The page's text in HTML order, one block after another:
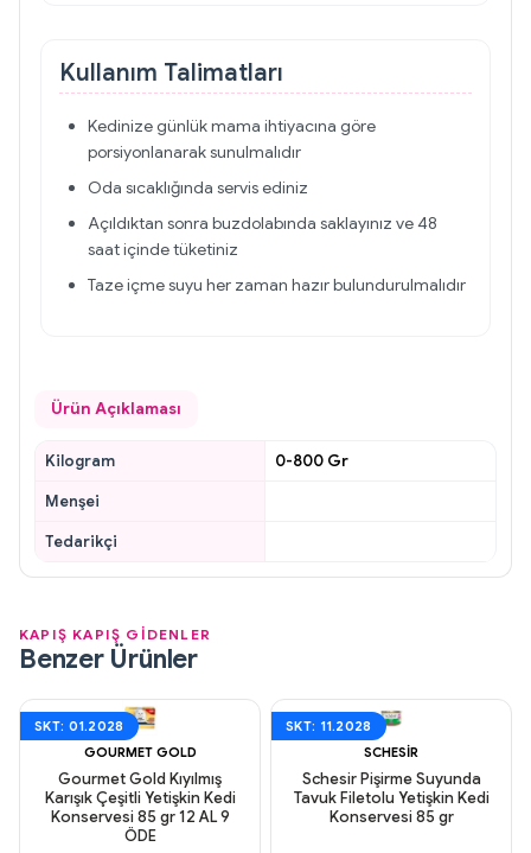
Kullanım Talimatları
Kedinize günlük mama ihtiyacına göre
porsiyonlanarak sunulmalıdır
Oda sıcaklığında servis ediniz
Açıldıktan sonra buzdolabında saklayınız ve 48
saat içinde tüketiniz
Taze içme suyu her zaman hazır bulundurulmalıdır
Ürün Açıklaması
Kilogram
0-800 Gr
Menşei
Tedarikçi
KAPIŞ KAPIŞ GİDENLER
Benzer Ürünler
SKT: 01.2028
GOURMET GOLD
Gourmet Gold Kıyılmış
Karışık Çeşitli Yetişkin Kedi
Konservesi 85 gr 12 AL 9
ÖDE
Aynı Gün Kargo
SKT: 11.2028
SCHESIR
Schesir Pişirme Suyunda
Tavuk Filetolu Yetişkin Kedi
Konservesi 85 gr